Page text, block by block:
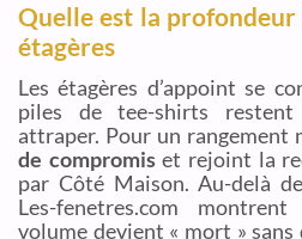
Quelle est la profondeur
étagères
Les étagères d’appoint se
piles de tee-shirts
attraper. Pour un rangement
de compromiset rejoint la
par Côté Maison. Au-delà
Les-fenetres.com
volume devient « mort »